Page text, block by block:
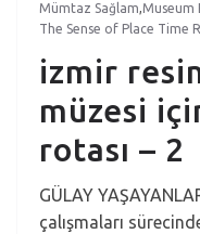
Mümtaz Sağlam,Museum
The Sense of Place Time
izmir
müzesi
rotası – 2
GÜLAY
çalışmaları